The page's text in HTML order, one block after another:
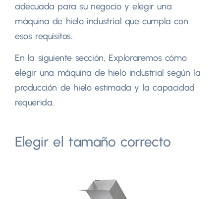
adecuada para su negocio y elegir una
máquina de hielo industrial que cumpla con
esos requisitos..
En la siguiente sección, Exploraremos cómo
elegir una máquina de hielo industrial según la
producción de hielo estimada y la capacidad
requerida..
Elegir el tamaño correcto